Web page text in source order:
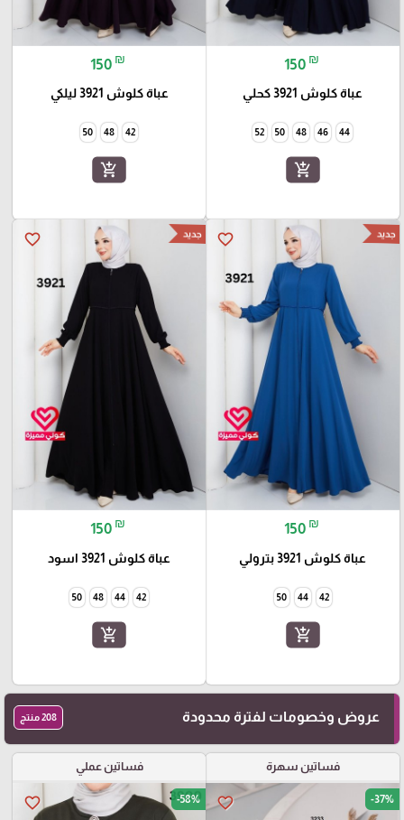
150 ₪
عباة كلوش 3921 كحلي
44
46
48
50
52
add_shopping_cart
150 ₪
عباة كلوش 3921 ليلكي
42
48
50
add_shopping_cart
favorite_border جديد
150 ₪
عباة كلوش 3921 بترولي
42
44
50
add_shopping_cart
favorite_border جديد
150 ₪
عباة كلوش 3921 اسود
42
44
48
50
add_shopping_cart
عروض وخصومات لفترة محدودة 208 منتج
فساتين سهرة
favorite_border -37%
فساتين عملي
favorite_border -58%